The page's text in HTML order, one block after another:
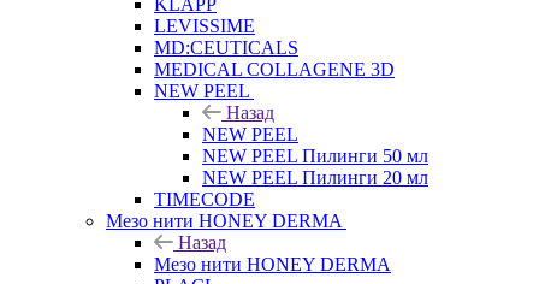
KLAPP
LEVISSIME
MD:CEUTICALS
MEDICAL COLLAGENE 3D
NEW PEEL
Назад
NEW PEEL
NEW PEEL Пилинги 50 мл
NEW PEEL Пилинги 20 мл
TIMECODE
Мезо нити HONEY DERMA
Назад
Мезо нити HONEY DERMA